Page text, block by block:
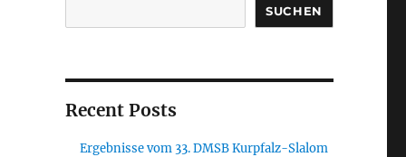
SUCHEN
Recent Posts
Ergebnisse vom 33. DMSB Kurpfalz-Slalom